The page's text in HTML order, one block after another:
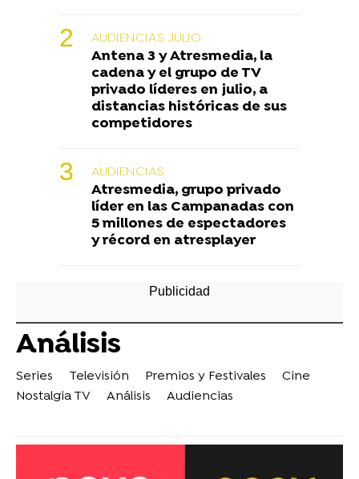
AUDIENCIAS JULIO
Antena 3 y Atresmedia, la
cadena y el grupo de TV
privado líderes en julio, a
distancias históricas de sus
competidores
AUDIENCIAS
Atresmedia, grupo privado
líder en las Campanadas con
5 millones de espectadores
y récord en atresplayer
Análisis
Series Televisión Premios y Festivales
Cine
Nostalgia TV
Análisis Audiencias